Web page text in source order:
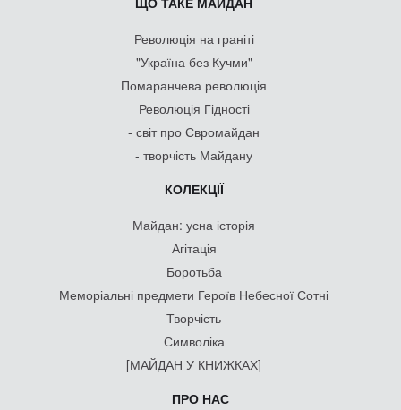
Революція на граніті
"Україна без Кучми"
Помаранчева революція
Революція Гідності
- світ про Євромайдан
- творчість Майдану
КОЛЕКЦІЇ
Майдан: усна історія
Агітація
Боротьба
Меморіальні предмети Героїв Небесної Сотні
Творчість
Символіка
[МАЙДАН У КНИЖКАХ]
ПРО НАС